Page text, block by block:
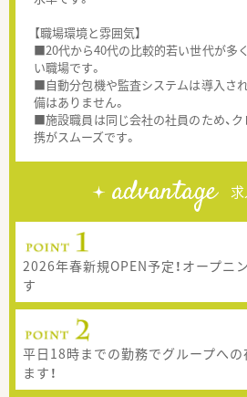
【職場環境と雰囲気】
■20代から40代の比較的若い世代が多
い職場です。
■自動分包機や監査システムは導入さ
備はありません。
■施設職員は同じ会社の社員のため、
携がスムーズです。
advantage
2026年春新規OPEN予定！オープニ
す
平日18時までの勤務でグループへ
ます！